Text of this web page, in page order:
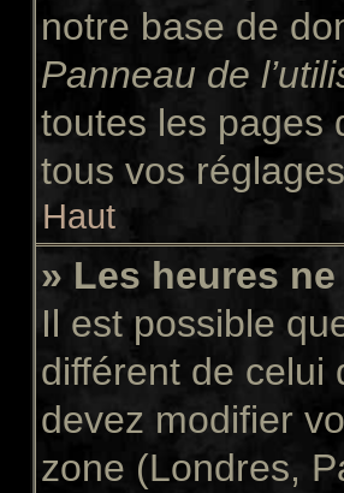
notre base de
Panneau de
toutes les pages
tous vos
Haut
» Les heures
Il est possible
différent de celui
devez modifier
zone (Londres,